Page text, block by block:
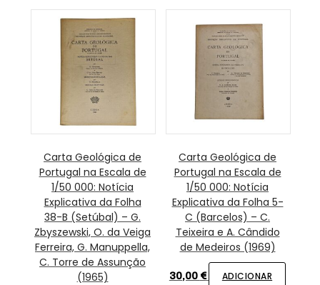
Carta Geológica de
Portugal na Escala de
1/50 000: Notícia
Explicativa da Folha
38-B (Setúbal) – G.
Zbyszewski, O. da Veiga
Ferreira, G. Manuppella,
C. Torre de Assunção
(1965)
Carta Geológica de
Portugal na Escala de
1/50 000: Notícia
Explicativa da Folha 5-
C (Barcelos) – C.
Teixeira e A. Cândido
de Medeiros (1969)
30,00 € ADICIONAR